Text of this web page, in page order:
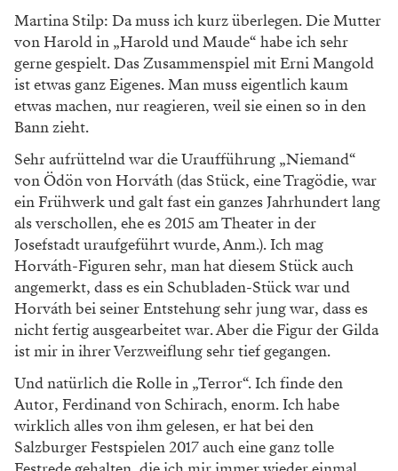
Martina Stilp: Da muss ich kurz überlegen. Die Mutter
von Harold in „Harold und Maude“ habe ich sehr
gerne gespielt. Das Zusammenspiel mit Erni Mangold
ist etwas ganz Eigenes. Man muss eigentlich kaum
etwas machen, nur reagieren, weil sie einen so in den
Bann zieht.
Sehr aufrüttelnd war die Uraufführung „Niemand“
von Ödön von Horváth (das Stück, eine Tragödie, war
ein Frühwerk und galt fast ein ganzes Jahrhundert lang
als verschollen, ehe es 2015 am Theater in der
Josefstadt uraufgeführt wurde, Anm.). Ich mag
Horváth-Figuren sehr, man hat diesem Stück auch
angemerkt, dass es ein Schubladen-Stück war und
Horváth bei seiner Entstehung sehr jung war, dass es
nicht fertig ausgearbeitet war. Aber die Figur der Gilda
ist mir in ihrer Verzweiflung sehr tief gegangen.
Und natürlich die Rolle in „Terror“. Ich finde den
Autor, Ferdinand von Schirach, enorm. Ich habe
wirklich alles von ihm gelesen, er hat bei den
Salzburger Festspielen 2017 auch eine ganz tolle